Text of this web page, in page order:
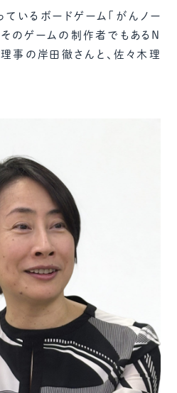
ているボードゲーム「がんノー
そのゲームの制作者でもあるN
事の岸田徹さんと、佐々木理